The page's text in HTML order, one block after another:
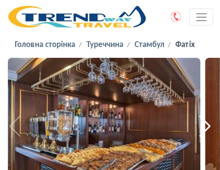
Головна сторінка Туреччина Стамбул Фатіх